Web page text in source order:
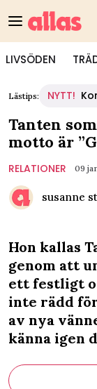
LIVSÖDEN
Lästips: NYTT!
Tanten
motto är
RELATIONER 09
susanne
Hon kallas
genom att
ett festligt
inte rädd
av nya
känna igen